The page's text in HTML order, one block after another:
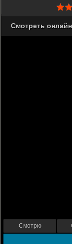
Смотреть онлайн
Смотрю